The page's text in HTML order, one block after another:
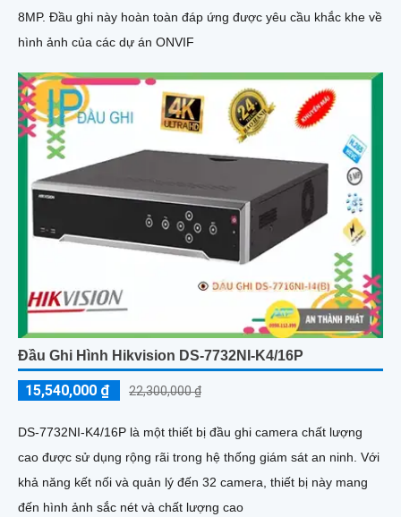
8MP. Đầu ghi này hoàn toàn đáp ứng được yêu cầu khắc khe về
hình ảnh của các dự án ONVIF
Đầu Ghi Hình Hikvision DS-7732NI-K4/16P
15,540,000 ₫ 22,300,000 ₫
DS-7732NI-K4/16P là một thiết bị đầu ghi camera chất lượng
cao được sử dụng rộng rãi trong hệ thống giám sát an ninh. Với
khả năng kết nối và quản lý đến 32 camera, thiết bị này mang
đến hình ảnh sắc nét và chất lượng cao